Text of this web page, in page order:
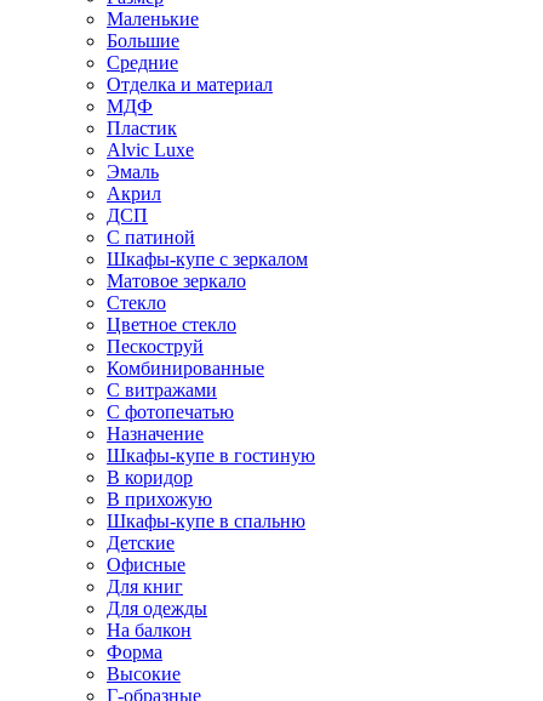
Маленькие
Большие
Средние
Отделка и материал
МДФ
Пластик
Alvic Luxe
Эмаль
Акрил
ДСП
С патиной
Шкафы-купе с зеркалом
Матовое зеркало
Стекло
Цветное стекло
Пескоструй
Комбинированные
С витражами
С фотопечатью
Назначение
Шкафы-купе в гостиную
В коридор
В прихожую
Шкафы-купе в спальню
Детские
Офисные
Для книг
Для одежды
На балкон
Форма
Высокие
Г-образные